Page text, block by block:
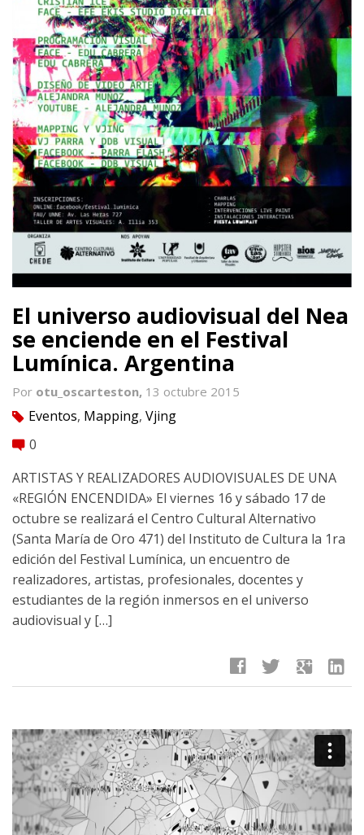
El universo audiovisual del Nea
se enciende en el Festival
Lumínica. Argentina
Por otu_oscarteston, 13 octubre 2015
tag Eventos, Mapping, Vjing
comment 0
ARTISTAS Y REALIZADORES AUDIOVISUALES DE UNA
«REGIÓN ENCENDIDA» El viernes 16 y sábado 17 de
octubre se realizará el Centro Cultural Alternativo
(Santa María de Oro 471) del Instituto de Cultura la 1ra
edición del Festival Lumínica, un encuentro de
realizadores, artistas, profesionales, docentes y
estudiantes de la región inmersos en el universo
audiovisual y […]
facebook twitter google linkedin